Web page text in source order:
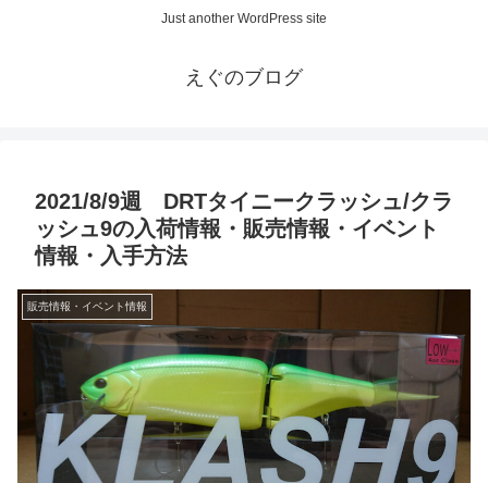
Just another WordPress site
えぐのブログ
2021/8/9週 DRTタイニークラッシュ/クラ
ッシュ9の入荷情報・販売情報・イベント
情報・入手方法
販売情報・イベント情報